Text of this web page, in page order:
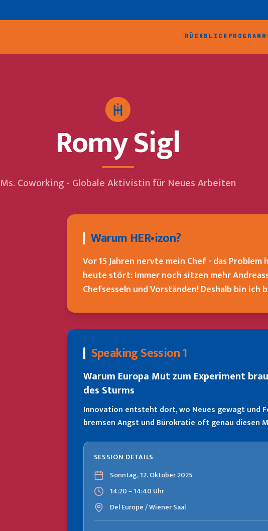
RÜCKBLICK PROGRAMM
Romy Sigl
Ms. Coworking - Globale Aktivistin für Neues Arbeiten
Warum HER•izon?
Vor 15 Jahren nervte mein Chef - das
heute stört: Immer noch sitzen mehr
Chefsesseln und Vorständen! Deshalb bin ich
Speaking Session 1
Warum Europa Mut zum Experiment
des Sturms
Innovation entsteht dort, wo Neues gewagt und
bremsen Angst und Bürokratie oft genau diesen
SESSION DETAILS
Sonntag, 12. Oktober 2025
14:20 – 14:40 Uhr
Del Europe / Wiener Saal